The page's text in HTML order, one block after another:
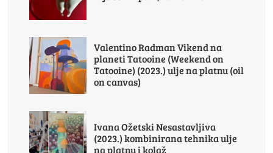
Valentino Radman Vikend na
planeti Tatooine (Weekend on
Tatooine) (2023.) ulje na platnu (oil
on canvas)
Ivana Ožetski Nesastavljiva
(2023.) kombinirana tehnika ulje
na platnu i kolaž